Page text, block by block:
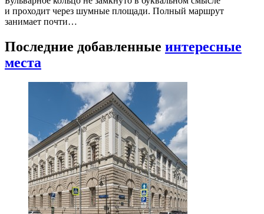
и проходит через шумные площади. Полный маршрут
занимает почти…
Последние добавленные интересные
места